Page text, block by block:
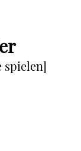
spielen]